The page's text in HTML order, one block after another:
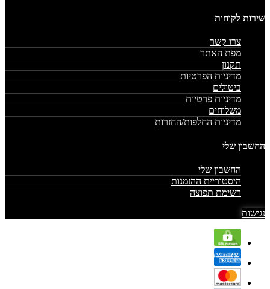
שירות לקוחות
צרו קשר
מפת האתר
תקנון
מדיניות הפרטיות
ביטולים
מדיניות פרטיות
משלוחים
מדיניות החלפות/החזרות
החשבון שלי
החשבון שלי
היסטוריית ההזמנות
רשימת תפוצה
נגישות